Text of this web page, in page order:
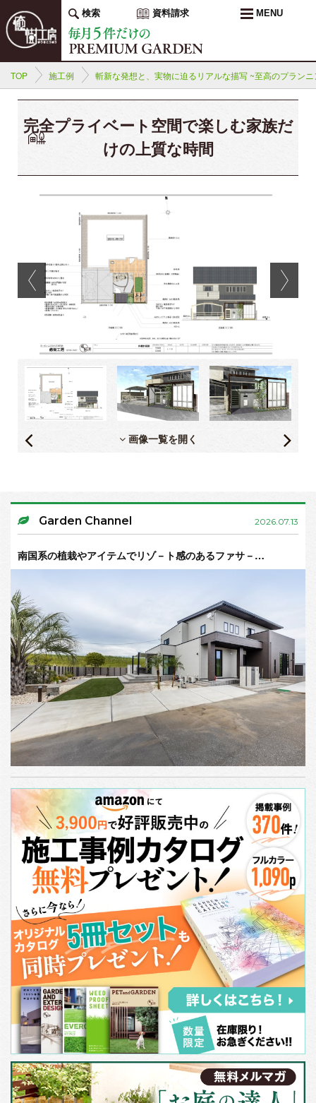
検索 資料請求 MENU
TOP 施工例 斬新な発想と、実物に迫るリアルな描写 ~至高のプラン
完全プライベート空間で楽しむ家族だ
けの上質な時間
画像一覧を開く
Garden Channel 2026.07.13
南国系の植栽やアイテムでリゾ－ト感のあるファサ－…